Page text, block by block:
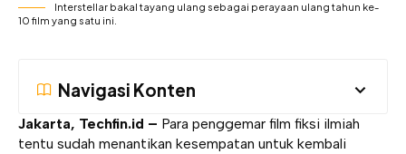
Interstellar bakal tayang ulang sebagai perayaan ulang tahun ke-
10 film yang satu ini.
Navigasi Konten
Jakarta, Techfin.id – Para penggemar film fiksi ilmiah
tentu sudah menantikan kesempatan untuk kembali